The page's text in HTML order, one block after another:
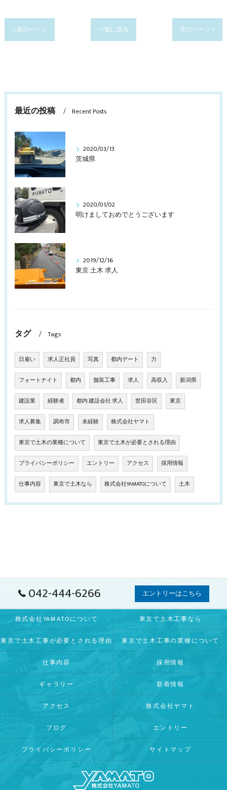
< 前のページ 一覧に戻る 次のページ >
最近の投稿 Recent Posts
2020/03/13
茨城県
2020/01/02
明けましておめでとうございます
2019/12/16
東京 土木 求人
タグ Tags
日雇い 求人正社員 写真 都内デート 力
フォートナイト 都内 舗装工事 求人 高収入 新潟県
建設業 経験者 都内 建設会社 求人 世田谷区 東京
求人募集 調布市 未経験 株式会社ヤマト
東京で土木の業種について 東京で土木が必要とされる理由
プライバシーポリシー エントリー アクセス 採用情報
仕事内容 東京で土木なら 株式会社YAMATOについて 土木
042-444-6266 エントリーはこちら
株式会社YAMATOについて 東京で土木工事なら
東京で土木工事が必要とされる理由 東京で土木工事の業種について
仕事内容 採用情報
ギャラリー 新着情報
アクセス 株式会社ヤマト
ブログ エントリー
プライバシーポリシー サイトマップ